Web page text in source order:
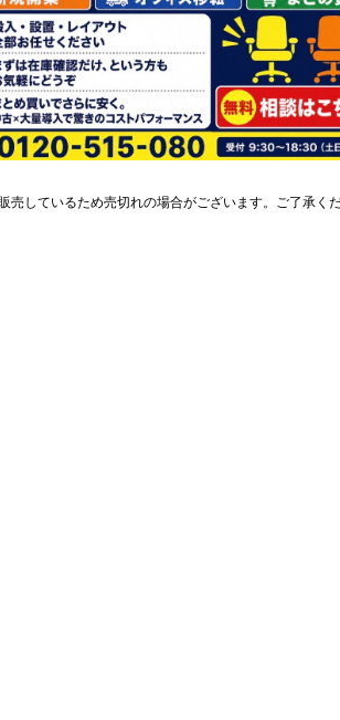
売しているため売切れの場合がございます。ご了承く